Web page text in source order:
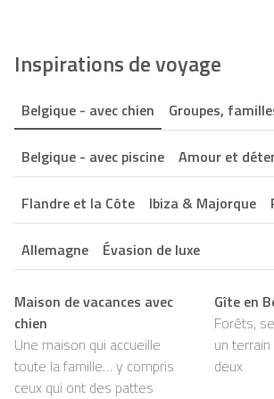
Inspirations de voyage
Belgique - avec chien Groupes,
Belgique - avec piscine Amour et
Flandre et la Côte Ibiza & Majorque
Allemagne Évasion de luxe
Maison de vacances avec
chien
Une maison qui accueille
toute la famille… y compris
ceux qui ont des pattes
Gîte en
Forêts,
un
deux